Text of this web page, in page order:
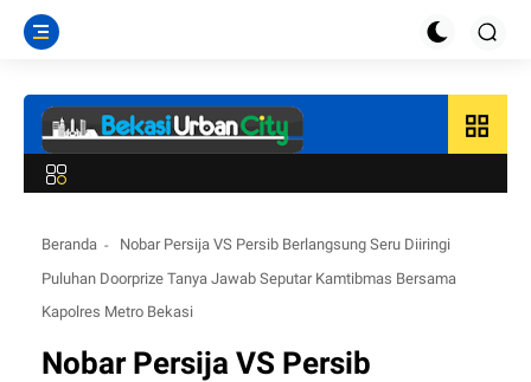
grid_view
Beranda
Nobar Persija VS Persib Berlangsung Seru Diiringi
Puluhan Doorprize Tanya Jawab Seputar Kamtibmas Bersama
Kapolres Metro Bekasi
Nobar Persija VS Persib